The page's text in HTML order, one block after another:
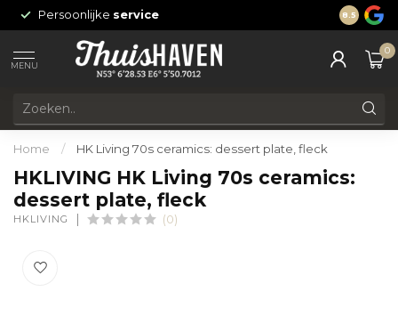
Persoonlijke service 24/7
8.5
MENU
0
Home / HK Living 70s ceramics: dessert plate, fleck
HKLIVING HK Living 70s ceramics:
dessert plate, fleck
HKLIVING (0)